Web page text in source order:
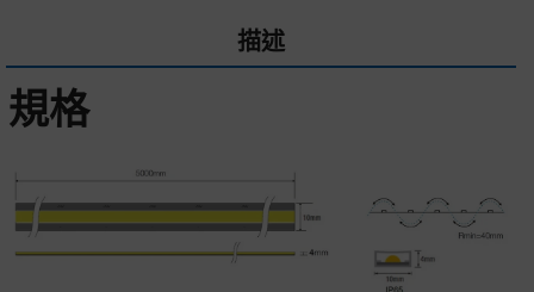
描述
規格